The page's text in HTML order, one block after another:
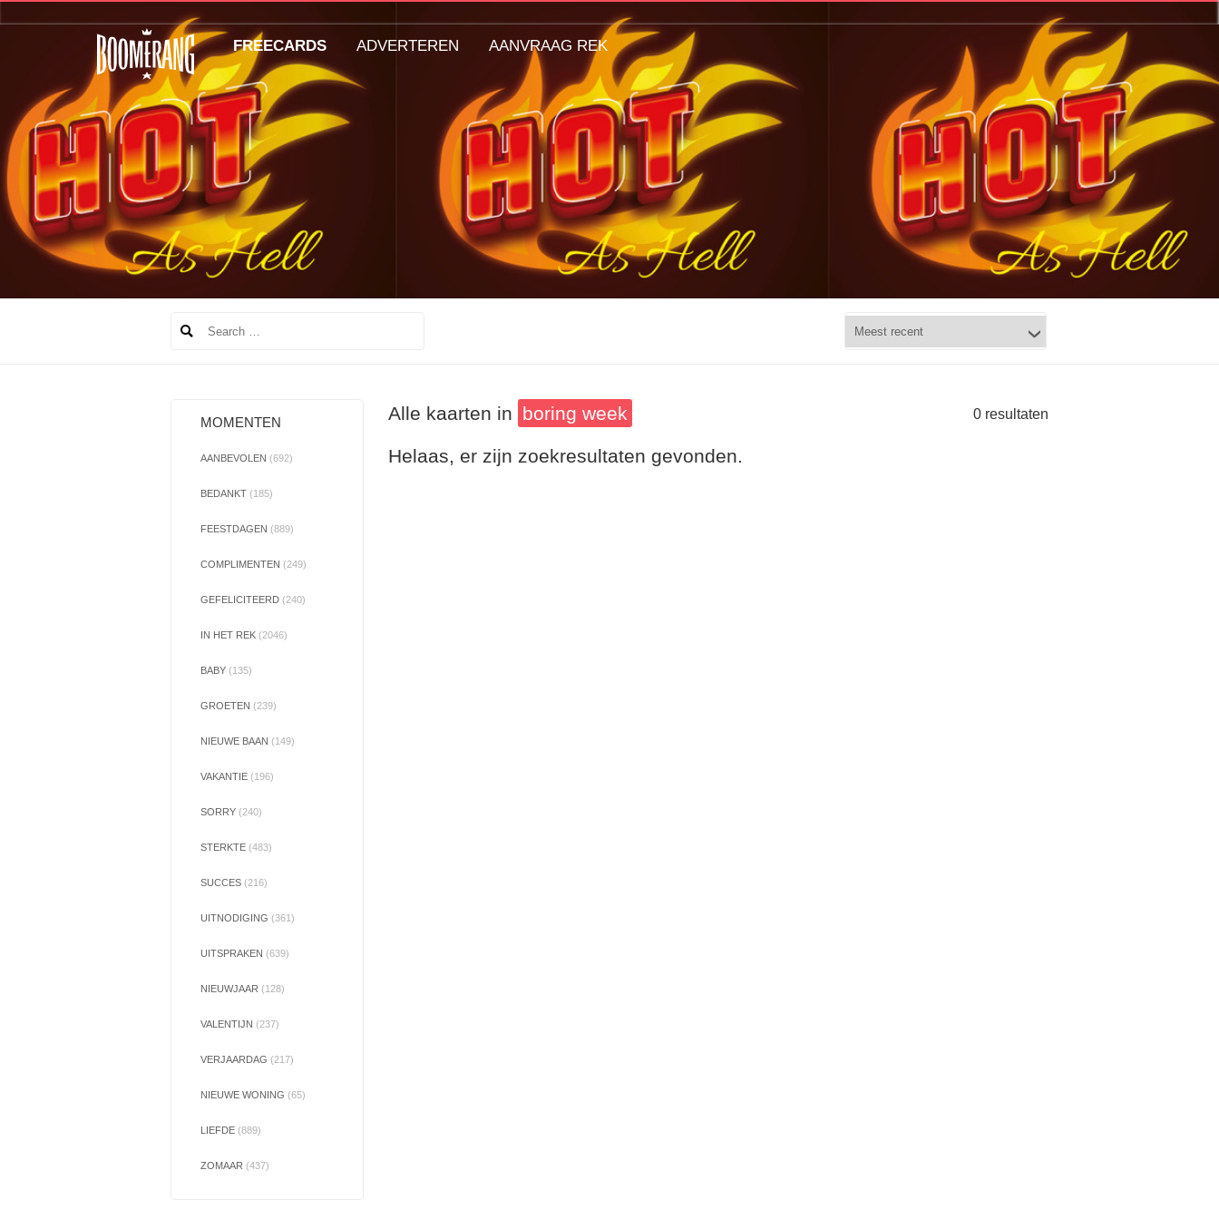
MOMENTEN
AANBEVOLEN (692)
BEDANKT (185)
FEESTDAGEN (889)
COMPLIMENTEN (249)
GEFELICITEERD (240)
IN HET REK (2046)
BABY (135)
GROETEN (239)
NIEUWE BAAN (149)
VAKANTIE (196)
SORRY (240)
STERKTE (483)
SUCCES (216)
UITNODIGING (361)
UITSPRAKEN (639)
NIEUWJAAR (128)
VALENTIJN (237)
VERJAARDAG (217)
NIEUWE WONING (65)
LIEFDE (889)
ZOMAAR (437)
Alle kaarten in boring week 0 resultaten
Helaas, er zijn zoekresultaten gevonden.
FREECARDS ADVERTEREN AANVRAAG REK